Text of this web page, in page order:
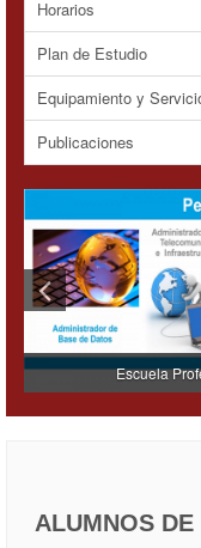
Horarios
Plan de Estudio
Equipamiento y
Publicaciones
Escuela